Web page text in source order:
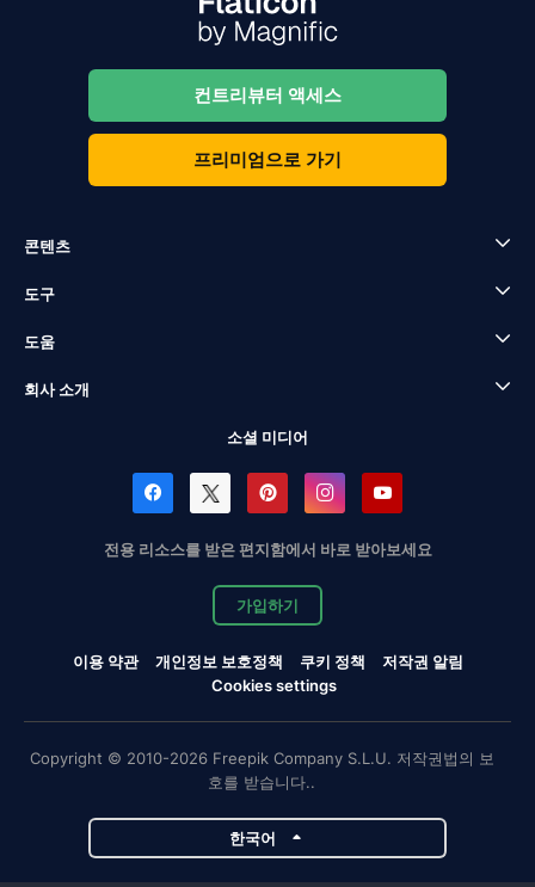
컨트리뷰터 액세스
프리미엄으로 가기
콘텐츠
도구
도움
회사 소개
소셜 미디어
전용 리소스를 받은 편지함에서 바로 받아보세요
가입하기
이용 약관 개인정보 보호정책 쿠키 정책
저작권 알림
Cookies settings
Copyright © 2010-2026 Freepik Company S.L.U. 저작권법의 보
호를 받습니다..
한국어